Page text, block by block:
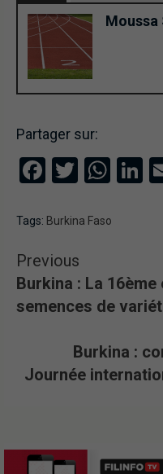
Moussa
Partager sur:
Facebook
Twitter
Tags: Burkina Faso
Previous
Burkina : La
semences de
Burkina :
Journée